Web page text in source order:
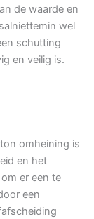
de waarde en
wel
schutting
en veilig is.
omheining is
en het
er een te
een